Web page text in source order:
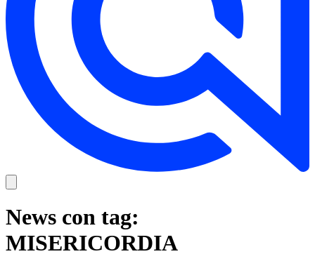
News con tag:
MISERICORDIA